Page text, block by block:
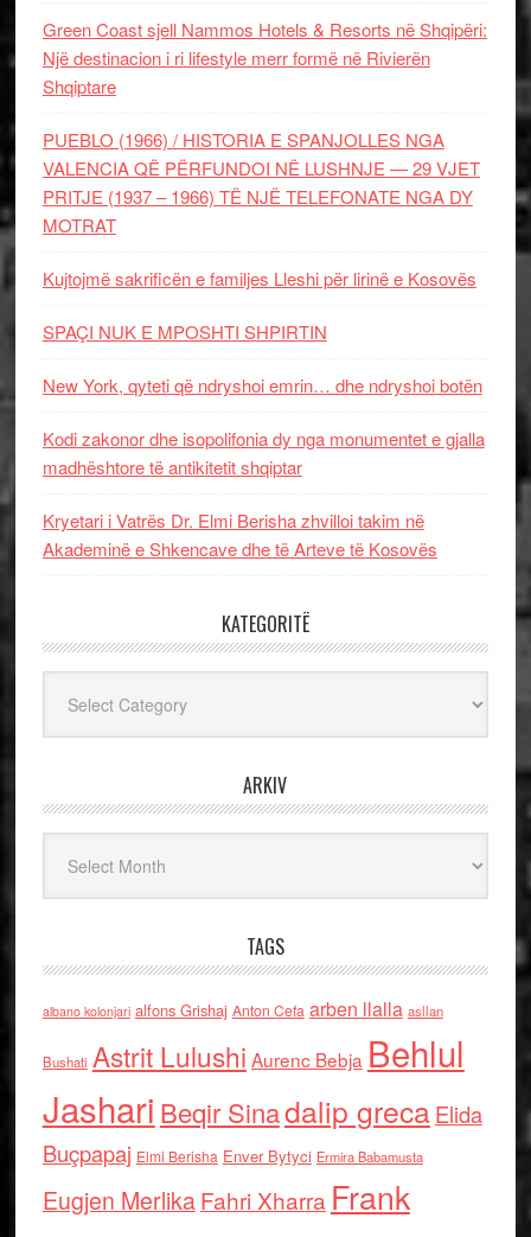
Green Coast sjell Nammos Hotels & Resorts në Shqipëri:
Një destinacion i ri lifestyle merr formë në Rivierën
Shqiptare
PUEBLO (1966) / HISTORIA E SPANJOLLES NGA
VALENCIA QË PËRFUNDOI NË LUSHNJE — 29 VJET
PRITJE (1937 – 1966) TË NJË TELEFONATE NGA DY
MOTRAT
Kujtojmë sakrificën e familjes Lleshi për lirinë e Kosovës
SPAÇI NUK E MPOSHTI SHPIRTIN
New York, qyteti që ndryshoi emrin… dhe ndryshoi botën
Kodi zakonor dhe isopolifonia dy nga monumentet e gjalla
madhështore të antikitetit shqiptar
Kryetari i Vatrës Dr. Elmi Berisha zhvilloi takim në
Akademinë e Shkencave dhe të Arteve të Kosovës
KATEGORITË
ARKIV
TAGS
albano kolonjari alfons Grishaj Anton Cefa arben llalla asllan
Bushati Astrit Lulushi Aurenc Bebja Behlul
Jashari Beqir Sinadalip grecaElida
Buçpapaj Elmi Berisha Enver Bytyci Ermira Babamusta
Eugjen MerlikaFahri Xharra Frank